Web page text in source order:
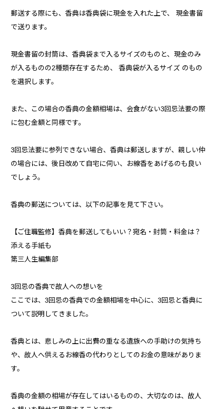
郵送する際にも、香典は香典袋に現金を入れた上で、 現金書留
で送ります。
現金書留の封筒は、香典袋まで入るサイズのものと、現金のみ
が入るものの2種類存在するため、 香典袋が入るサイズ のもの
を選択します。
また、この場合の香典の金額相場は、会食がない3回忌法要の際
に包む金額と同様です。
3回忌法要に参列できない場合、香典は郵送しますが、親しい仲
の場合には、後日改めて自宅に伺い、お線香をあげるのも良い
でしょう。
香典の郵送については、以下の記事を見て下さい。
【ご住職監修】香典を郵送してもいい？宛名・封筒・料金は？
添える手紙も
第三人生編集部
3回忌の香典で故人への想いを
ここでは、3回忌の香典での金額相場を中心に、3回忌と香典に
ついて説明してきました。
香典とは、悲しみの上に出費の重なる遺族への手助けの気持ち
や、故人へ供えるお線香の代わりとしてのお金の意味がありま
す。
香典の金額の相場が存在してはいるものの、大切なのは、故人